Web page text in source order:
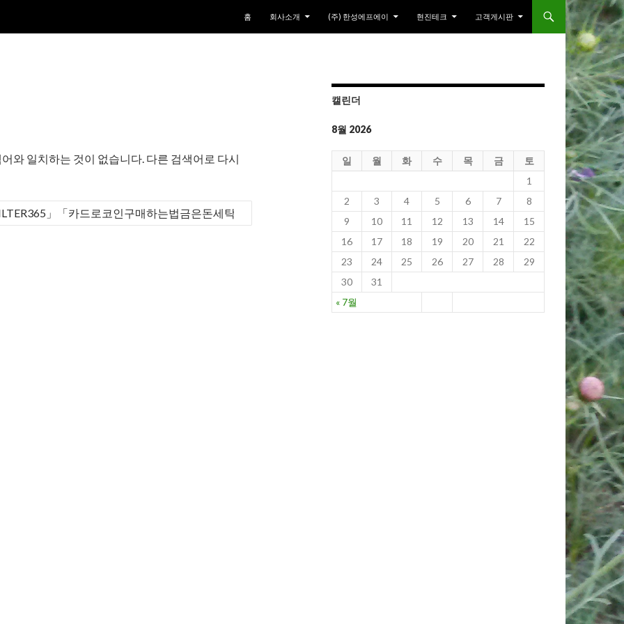
홈
회사소개 (주) 한성에프에이 현진테크 고객게시판
와 일치하는 것이 없습니다. 다른 검색어로 다시
캘린더
8월 2026
일 월 화 수 목 금 토
« 7월
1
2
3 4 5 6 7
8
9
10 11 12 13 14
15
16
17 18 19 20 21
22
23
24 25 26 27 28
29
30
31